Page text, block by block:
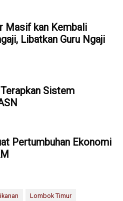
Masif kan Kembali
Libatkan Guru Ngaji
Sistem
Pertumbuhan Ekonomi
Lombok Timur